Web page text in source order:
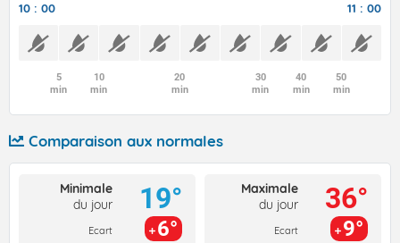
10 : 00 11 : 00
5
min
10
min
20
min
30
min
40
min
50
min
Comparaison aux normales
Minimale
du jour
Ecart
19°
6°
Maximale
du jour
Ecart
36°
9°